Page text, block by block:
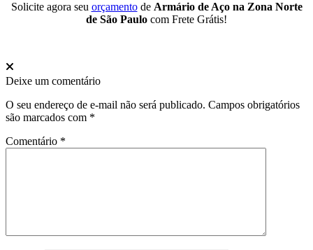
Solicite agora seu orçamentode Armário de Aço na Zona Norte
de São Paulo com Frete Grátis!
Deixe um comentário
O seu endereço de e-mail não será publicado. Campos obrigatórios
são marcados com *
Comentário *